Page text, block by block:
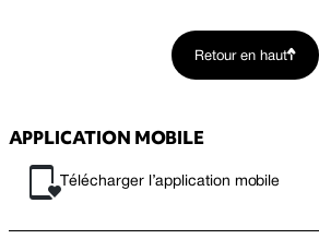
Retour en haut
APPLICATION MOBILE
Télécharger l’application mobile